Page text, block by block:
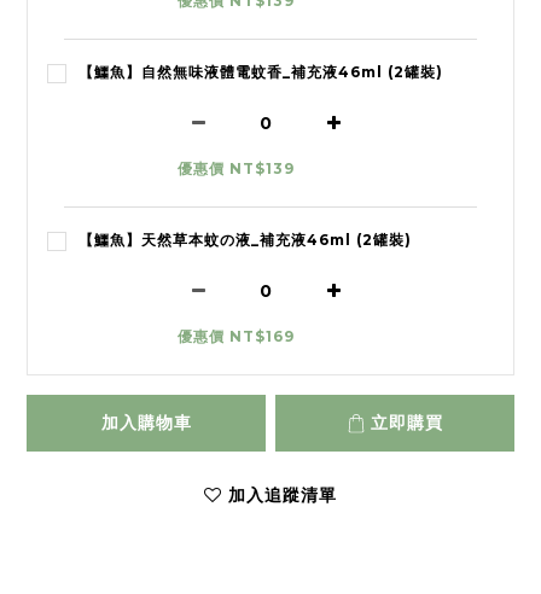
【鱷魚】自然無味液體電蚊香_補充液46ml (2罐裝)
優惠價 NT$139
【鱷魚】天然草本蚊の液_補充液46ml (2罐裝)
優惠價 NT$169
加入購物車 立即購買
加入追蹤清單